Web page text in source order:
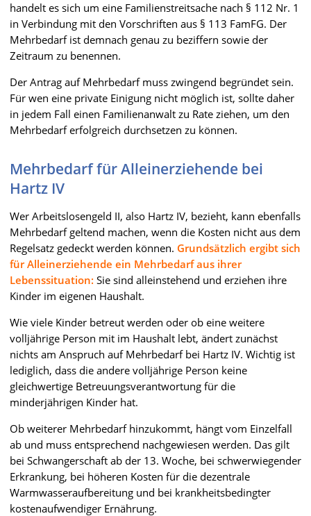
handelt es sich um eine Familienstreitsache nach § 112 Nr. 1
in Verbindung mit den Vorschriften aus § 113 FamFG. Der
Mehrbedarf ist demnach genau zu beziffern sowie der
Zeitraum zu benennen.
Der Antrag auf Mehrbedarf muss zwingend begründet sein.
Für wen eine private Einigung nicht möglich ist, sollte daher
in jedem Fall einen Familienanwalt zu Rate ziehen, um den
Mehrbedarf erfolgreich durchsetzen zu können.
Mehrbedarf für Alleinerziehende bei
Hartz IV
Wer Arbeitslosengeld II, also Hartz IV, bezieht, kann ebenfalls
Mehrbedarf geltend machen, wenn die Kosten nicht aus dem
Regelsatz gedeckt werden können. Grundsätzlich ergibt sich
für Alleinerziehende ein Mehrbedarf aus ihrer
Lebenssituation: Sie sind alleinstehend und erziehen ihre
Kinder im eigenen Haushalt.
Wie viele Kinder betreut werden oder ob eine weitere
volljährige Person mit im Haushalt lebt, ändert zunächst
nichts am Anspruch auf Mehrbedarf bei Hartz IV. Wichtig ist
lediglich, dass die andere volljährige Person keine
gleichwertige Betreuungsverantwortung für die
minderjährigen Kinder hat.
Ob weiterer Mehrbedarf hinzukommt, hängt vom Einzelfall
ab und muss entsprechend nachgewiesen werden. Das gilt
bei Schwangerschaft ab der 13. Woche, bei schwerwiegender
Erkrankung, bei höheren Kosten für die dezentrale
Warmwasseraufbereitung und bei krankheitsbedingter
kostenaufwendiger Ernährung.